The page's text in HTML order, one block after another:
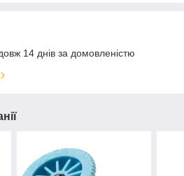
14 днів за домовленістю